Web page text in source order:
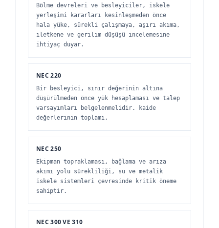
Bölme devreleri ve besleyiciler, iskele
yerleşimi kararları kesinleşmeden önce
hala yüke, sürekli çalışmaya, aşırı akıma,
iletkene ve gerilim düşüşü incelemesine
ihtiyaç duyar.
NEC 220
Bir besleyici, sınır değerinin altına
düşürülmeden önce yük hesaplaması ve talep
varsayımları belgelenmelidir. kaide
değerlerinin toplamı.
NEC 250
Ekipman topraklaması, bağlama ve arıza
akımı yolu sürekliliği, su ve metalik
iskele sistemleri çevresinde kritik öneme
sahiptir.
NEC 300 VE 310